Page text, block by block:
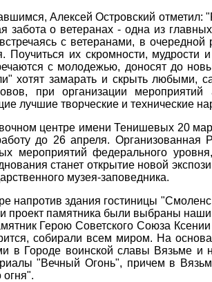
Алексей Островский отметил:
забота о ветеранах - одна из
с ветеранами, в
Поучиться их скромности,
с молодежью, доносят до
хотят замарать и скрыть любыми,
при организации мероприятий
лучшие творческие и технические
центре имени Тенишевых 20
до 26 апреля. Организованная
мероприятий федерального
станет открытие новой
музея-заповедника.
напротив здания гостиницы
проект памятника были выбраны
Герою Советского Союза
собирали всем миром. На
в Городе воинской славы Вязьме и
"Вечный Огонь", причем в